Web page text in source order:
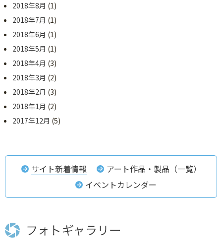
2018年8月 (1)
2018年7月 (1)
2018年6月 (1)
2018年5月 (1)
2018年4月 (3)
2018年3月 (2)
2018年2月 (3)
2018年1月 (2)
2017年12月 (5)
サイト新着情報
アート作品・製品（一覧）
イベントカレンダー